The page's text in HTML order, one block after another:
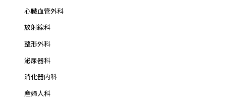
心臓血管外科
放射線科
整形外科
泌尿器科
消化器内科
産婦人科